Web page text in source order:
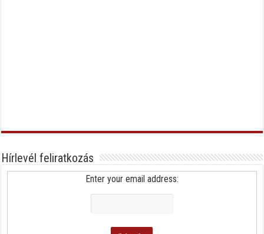
Hírlevél feliratkozás
Enter your email address: